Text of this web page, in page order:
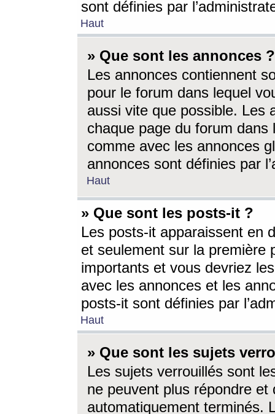
sont définies par
Haut
» Que sont les annonces ?
Les annonces contiennent
pour le forum dans lequel
aussi vite que possible. Les
chaque page du forum dans
comme avec les annonces
annonces sont définies par
Haut
» Que sont les posts-it ?
Les posts-it apparaissent en
et seulement sur la première
importants et vous devriez
avec les annonces et les
posts-it sont définies par
Haut
» Que sont les sujets
Les sujets verrouillés sont
ne peuvent plus répondre
automatiquement terminés.